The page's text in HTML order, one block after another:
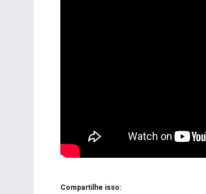
Compartilhe isso: